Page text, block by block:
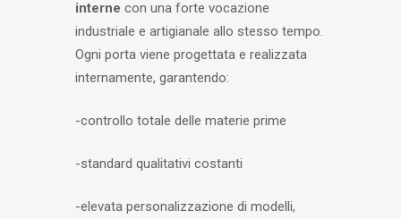
interne con una forte vocazione
industriale e artigianale allo stesso tempo.
Ogni porta viene progettata e realizzata
internamente, garantendo:
-controllo totale delle materie prime
-standard qualitativi costanti
-elevata personalizzazione di modelli,